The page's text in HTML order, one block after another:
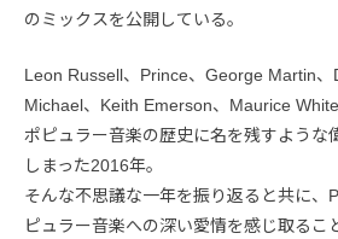
のミックスを公開している。
Leon Russell、Prince、George Martin
Michael、Keith Emerson、Maurice
ポピュラー音楽の歴史に名を残すような
しまった2016年。
そんな不思議な一年を振り返ると共に、
ピュラー音楽への深い愛情を感じ取るこ